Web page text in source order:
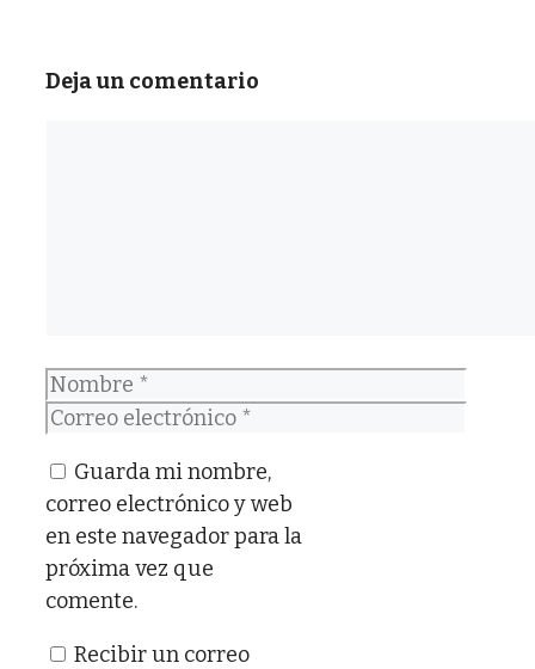
Deja un comentario
Nombre
Correo
Guarda mi nombre,
correo electrónico y web
en este navegador para la
próxima vez que
comente.
Recibir un correo